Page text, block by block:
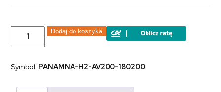
ilość
Materac
sprężynowy
naturalnego
PANAM
Dodaj do koszyka
Symbol: PANAMNA-H2-AV200-180200